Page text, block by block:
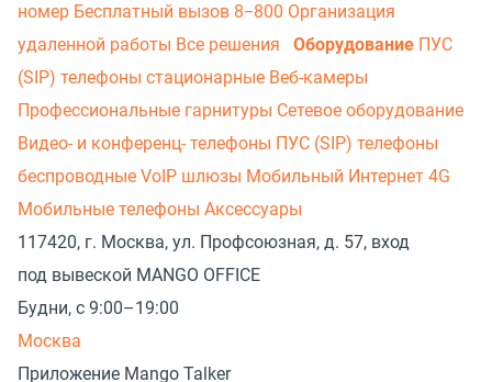
номер Бесплатный вызов 8−800 Организация
удаленной работы Все решения Оборудование ПУС
(SIP) телефоны стационарные Веб-камеры
Профессиональные гарнитуры Сетевое оборудование
Видео- и конференц- телефоны ПУС (SIP) телефоны
беспроводные VoIP шлюзы Мобильный Интернет 4G
Мобильные телефоны Аксессуары
117420, г. Москва, ул. Профсоюзная, д. 57, вход
под вывеской MANGO OFFICE
Будни, с 9:00–19:00
Москва
Приложение Mango Talker